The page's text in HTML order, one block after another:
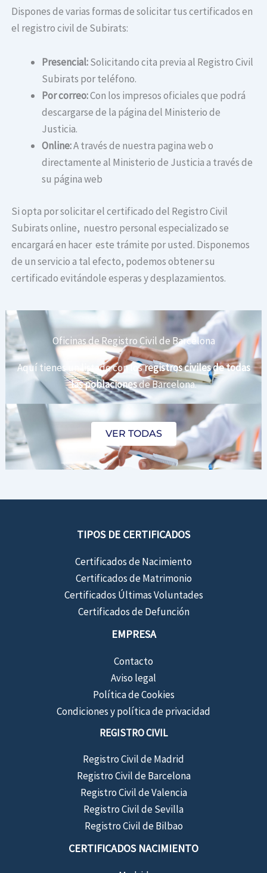
Dispones de varias formas de solicitar tus certificados en
el registro civil de Subirats:
Presencial:Solicitando cita previa al Registro Civil
Subirats por teléfono.
Por correo:Con los impresos oficiales que podrá
descargarse de la página del Ministerio de
Justicia.
Online:A través de nuestra pagina web o
directamente al Ministerio de Justicia a través de
su página web
Si opta por solicitar el certificado del Registro Civil
Subirats online, nuestro personal especializado se
encargará en hacer este trámite por usted. Disponemos
de un servicio a tal efecto, podemos obtener su
certificado evitándole esperas y desplazamientos.
Oficinas de Registro Civil de Barcelona
Aquí tienes un listado con losregistros civiles de todas
las poblacionesde Barcelona.
VER TODAS
TIPOS DE CERTIFICADOS
Certificados de Nacimiento
Certificados de Matrimonio
Certificados Últimas Voluntades
Certificados de Defunción
EMPRESA
Contacto
Aviso legal
Política de Cookies
Condiciones y política de privacidad
REGISTRO CIVIL
Registro Civil de Madrid
Registro Civil de Barcelona
Registro Civil de Valencia
Registro Civil de Sevilla
Registro Civil de Bilbao
CERTIFICADOS NACIMIENTO